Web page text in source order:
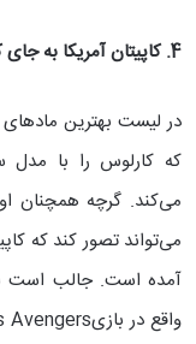
4. کاپیتان آمریکا به جای کارلوس
که کارلوس را با مدل
می‌کند. گرچه همچنان
می‌تواند تصور کند که
آمده است. جالب است